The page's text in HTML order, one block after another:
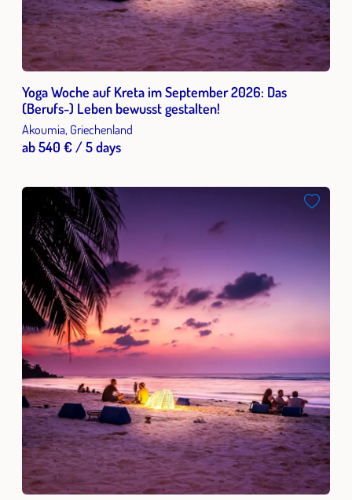
Yoga Woche auf Kreta im September 2026: Das
(Berufs-) Leben bewusst gestalten!
Akoumia, Griechenland
ab 540 € / 5 days